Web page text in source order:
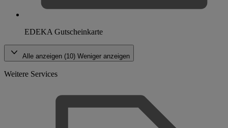
EDEKA Gutscheinkarte
Alle anzeigen (10) Weniger anzeigen
Weitere Services